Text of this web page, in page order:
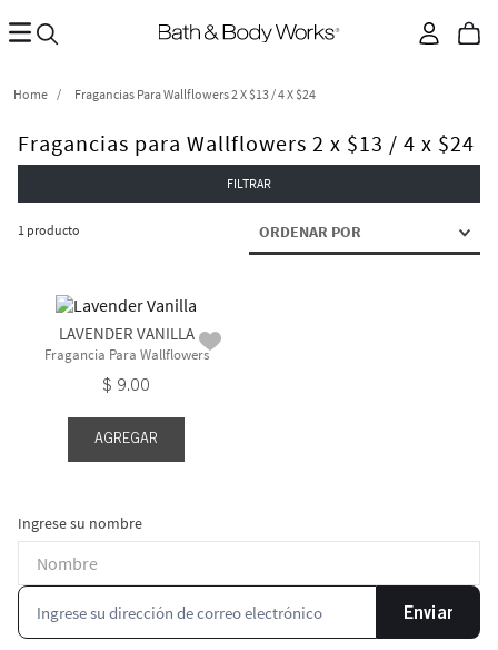
Fragancias Para Wallflowers 2 X $13 / 4 X $24
Fragancias para Wallflowers 2 x $13 / 4 x $24
FILTRAR
1 producto ORDENAR POR
LAVENDER VANILLA
Fragancia Para Wallflowers
$ 9.00
AGREGAR
Ingrese su nombre
Enviar